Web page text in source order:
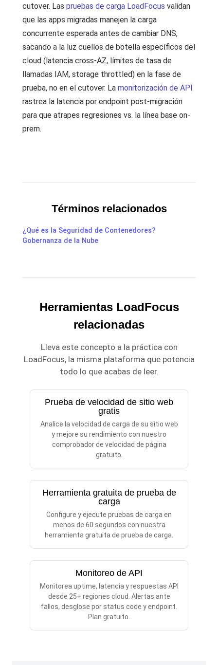
cutover. Las pruebas de carga LoadFocus validan
que las apps migradas manejen la carga
concurrente esperada antes de cambiar DNS,
sacando a la luz cuellos de botella específicos del
cloud (latencia cross-AZ, límites de tasa de
llamadas IAM, storage throttled) en la fase de
prueba, no en el cutover. La monitorización de API
rastrea la latencia por endpoint post-migración
para que atrapes regresiones vs. la línea base on-
prem.
Términos relacionados
¿Qué es la Seguridad de Contenedores?
Gobernanza de la Nube
Herramientas LoadFocus
relacionadas
Lleva este concepto a la práctica con
LoadFocus, la misma plataforma que potencia
todo lo que acabas de leer.
Prueba de velocidad de sitio web
gratis
Analice la velocidad de carga de su sitio web
y mejore su rendimiento con nuestro
comprobador de velocidad de página
gratuito.
Herramienta gratuita de prueba de
carga
Configure y ejecute pruebas de carga en
menos de 60 segundos con nuestra
herramienta gratuita de prueba de carga.
Monitoreo de API
Monitorea uptime, latencia y respuestas API
desde 25+ regiones cloud. Alertas ante
fallos, desglose por status code y endpoint.
Plan gratuito.